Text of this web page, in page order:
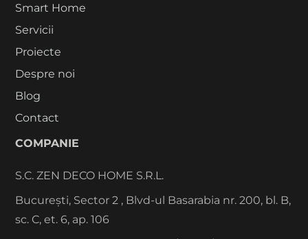
Smart Home
Servicii
Proiecte
Despre noi
Blog
Contact
COMPANIE
S.C. ZEN DECO HOME S.R.L.
București, Sector 2 , Blvd-ul Basarabia nr. 200, bl. B,
sc. C, et. 6, ap. 106